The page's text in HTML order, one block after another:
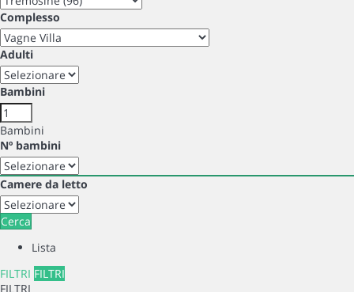
Italiano
Valuta
:
EUR
Complesso
Adulti
Bambini
Bambini
Nº bambini
Camere da letto
Cerca
Lista
FILTRI FILTRI
FILTRI